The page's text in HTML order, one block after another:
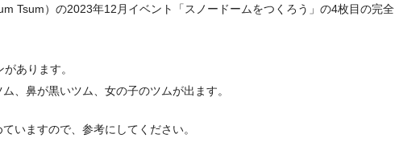
Tsum）の2023年12月イベント「スノードームをつくろう」の4枚目の完全
あります。
、鼻が黒いツム、女の子のツムが出ます。
いますので、参考にしてください。